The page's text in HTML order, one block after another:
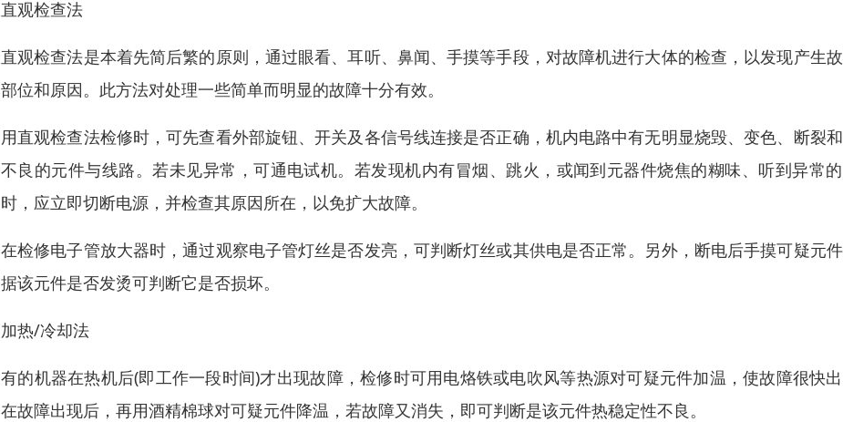
直观检查法
直观检查法是本着先简后繁的原则，通过眼看、耳听、鼻闻、手摸等手段，对故障机进行大体的检查，以发现产生
部位和原因。此方法对处理一些简单而明显的故障十分有效。
用直观检查法检修时，可先查看外部旋钮、开关及各信号线连接是否正确，机内电路中有无明显烧毁、变色、断裂
不良的元件与线路。若未见异常，可通电试机。若发现机内有冒烟、跳火，或闻到元器件烧焦的糊味、听到异常
时，应立即切断电源，并检查其原因所在，以免扩大故障。
在检修电子管放大器时，通过观察电子管灯丝是否发亮，可判断灯丝或其供电是否正常。另外，断电后手摸可疑元
据该元件是否发烫可判断它是否损坏。
加热/冷却法
有的机器在热机后(即工作一段时间)才出现故障，检修时可用电烙铁或电吹风等热源对可疑元件加温，使故障很快
在故障出现后，再用酒精棉球对可疑元件降温，若故障又消失，即可判断是该元件热稳定性不良。